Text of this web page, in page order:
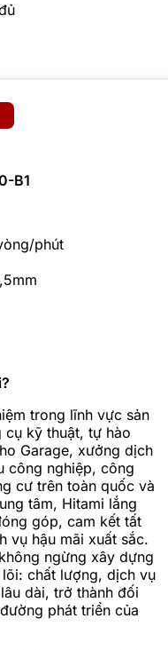
B1
phút
trong lĩnh vực sản
cụ kỹ thuật, tự hào
Garage, xưởng dịch
công nghiệp, công
cư trên toàn quốc và
tâm, Hitami lắng
góp, cam kết tất
vụ hậu mãi xuất sắc.
ngừng xây dựng
chất lượng, dịch vụ
dài, trở thành đối
phát triển của